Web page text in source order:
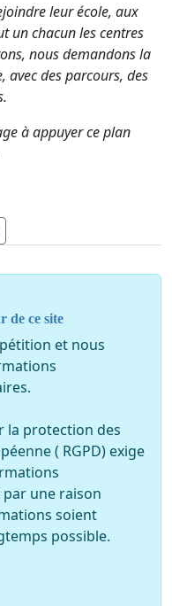
leur école, aux
un chacun les centres
nous demandons la
avec des parcours, des
à appuyer ce plan
de ce site
et nous
la protection des
( RGPD) exige
une raison
soient
possible.